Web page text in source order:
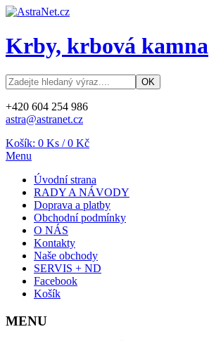
Krby, krbová kamna
+420 604 254 986
astra@astranet.cz
Košík: 0 Ks /0 Kč
Menu
Úvodní strana
RADY A NÁVODY
Doprava a platby
Obchodní podmínky
O NÁS
Kontakty
Naše obchody
SERVIS + ND
Facebook
Košík
MENU